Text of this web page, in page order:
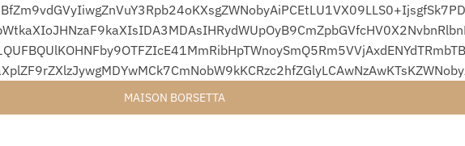
MAISON BORSETTA